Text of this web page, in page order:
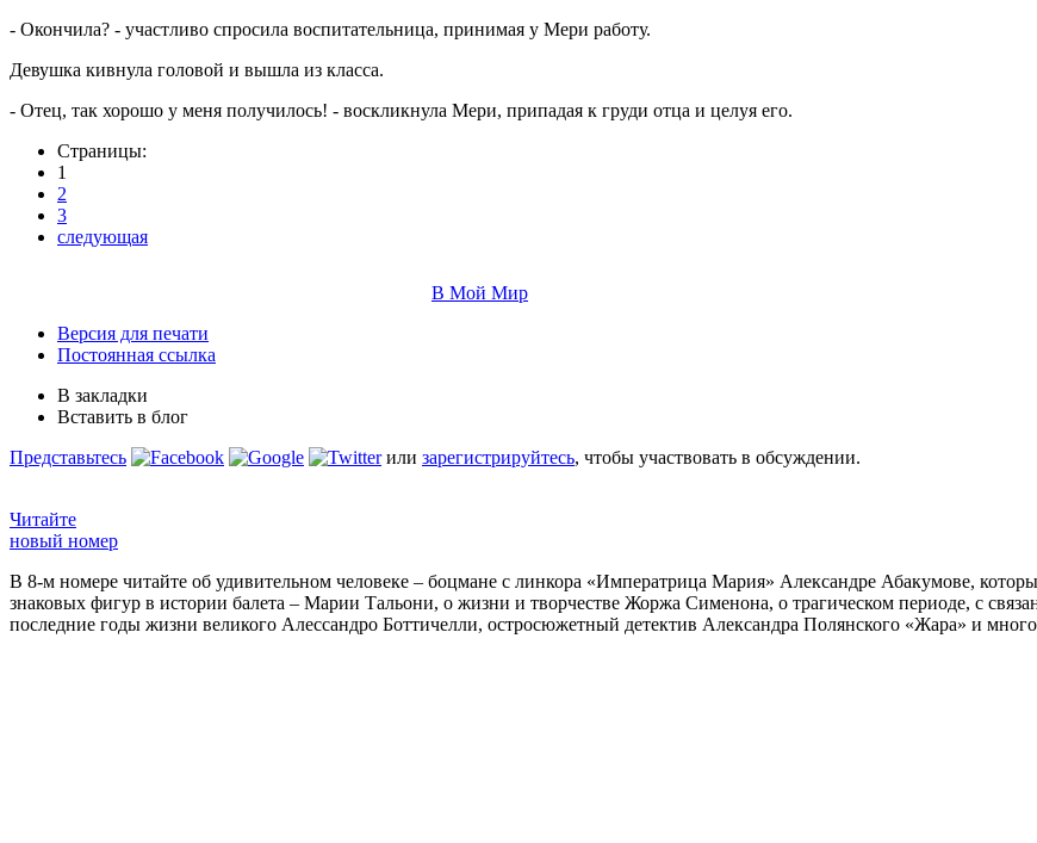
- Окончила? - участливо спросила воспитательница, принимая у Мери работу.
Девушка кивнула головой и вышла из класса.
- Отец, так хорошо у меня получилось! - воскликнула Мери, припадая к груди отца и целуя его.
Страницы:
1
2
3
следующая
В Мой Мир
Версия для печати
Постоянная ссылка
В закладки
Вставить в блог
Представьтесь
или зарегистрируйтесь, чтобы участвовать в обсуждении.
Читайте
новый номер
В 8-м номере читайте об удивительном человеке – боцмане с линкора «Императрица Мария» Александре Абакумове,
знаковых фигур в истории балета – Марии Тальони, о жизни и творчестве Жоржа Сименона, о трагическом периоде, с
последние годы жизни великого Алессандро Боттичелли, остросюжетный детектив Александра Полянского «Жара» и